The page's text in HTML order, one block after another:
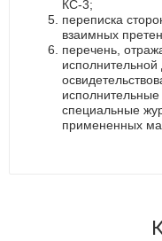
КС-3;
переписка
взаимных
перечень,
исполнительной
специальные
примененных